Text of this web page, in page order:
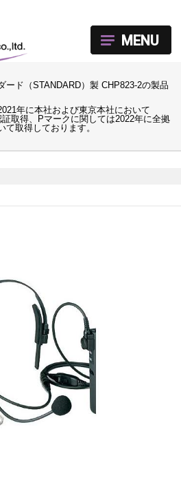
ード（STANDARD）製 CHP823-2の製品
年に本社および東京本社において
取得、Pマークに関しては2022年に全拠
て取得しております。
MENU